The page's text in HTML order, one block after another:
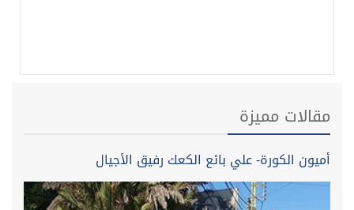
مقالات مميزة
أميون الكورة- علي بائع الكعك رفيق الأجيال